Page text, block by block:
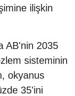
ilişkin
AB'nin 2035
sisteminin
okyanus
35'ini